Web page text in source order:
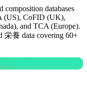
composition databases
(US), CoFID (UK),
and TCA (Europe).
栄養 data covering 60+